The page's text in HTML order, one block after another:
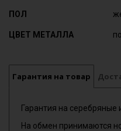
ПОЛ
ЦВЕТ МЕТАЛЛА
Гарантия на товар
Гарантия на серебряные
На обмен принимаются